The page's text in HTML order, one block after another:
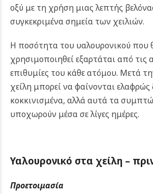
οξύ με τη χρήση μιας λεπτής
συγκεκριμένα σημεία των χειλιών.
Η ποσότητα του υαλουρονικού που
χρησιμοποιηθεί εξαρτάται από τις
επιθυμίες του κάθε ατόμου. Μετά
χείλη μπορεί να φαίνονται
κοκκινισμένα, αλλά αυτά τα
υποχωρούν μέσα σε λίγες ημέρες.
Υαλουρονικό στα χείλη –
Προετοιμασία